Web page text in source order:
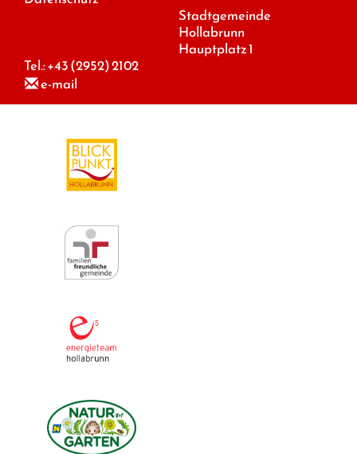
Stadtgemeinde
Hollabrunn
Hauptplatz 1
Tel.:+43 (2952) 2102
e-mail